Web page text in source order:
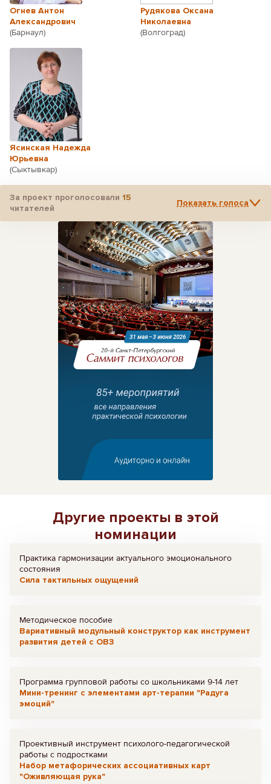
Огнев Антон
Александрович
(Барнаул)
Рудякова Оксана
Николаевна
(Волгоград)
Ясинская Надежда
Юрьевна
(Сыктывкар)
За проект проголосовали 15
читателей
Показать голоса
Реклама
Другие проекты в этой
номинации
Практика гармонизации актуального эмоционального
состояния
Сила тактильных ощущений
Методическое пособие
Вариативный модульный конструктор как инструмент
развития детей с ОВЗ
Программа групповой работы со школьниками 9-14 лет
Мини-тренинг с элементами арт-терапии "Радуга
эмоций"
Проективный инструмент психолого-педагогической
работы с подростками
Набор метафорических ассоциативных карт
"Оживляющая рука"